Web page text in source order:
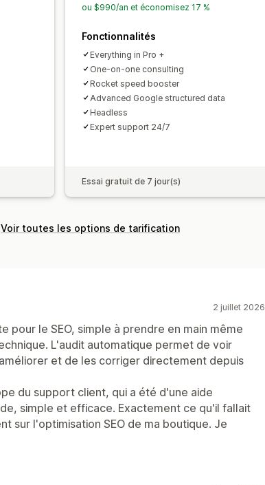
Analyses de la vitesse Analyses de contenu
ou $990/an et économisez 17 %
Fonctionnalités
Everything in Pro +
One-on-one consulting
Rocket speed booster
Advanced Google structured data
Headless
Expert support 24/7
Essai gratuit de 7 jour(s)
Voir toutes les options de tarification
2 juillet 2026
pour le SEO, simple à prendre en main même
L'audit automatique permet de voir
et de les corriger directement depuis
du support client, qui a été d'une aide
simple et efficace. Exactement ce qu'il fallait
sur l'optimisation SEO de ma boutique. Je